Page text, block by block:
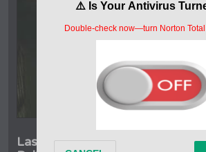
Lasica Satinský - Všetci sú za